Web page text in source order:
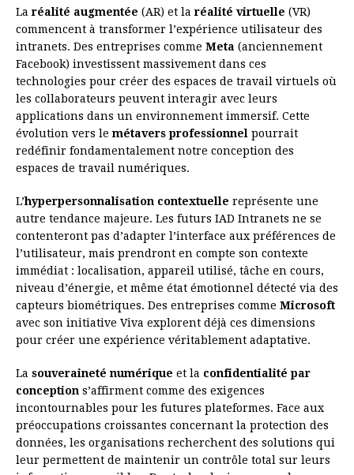
Laréalité augmentée (AR) et laréalité virtuelle (VR)
commencent à transformer l’expérience utilisateur des
intranets. Des entreprises comme Meta (anciennement
Facebook) investissent massivement dans ces
technologies pour créer des espaces de travail virtuels où
les collaborateurs peuvent interagir avec leurs
applications dans un environnement immersif. Cette
évolution vers lemétavers professionnel pourrait
redéfinir fondamentalement notre conception des
espaces de travail numériques.
L’hyperpersonnalisation contextuelle représente une
autre tendance majeure. Les futurs IAD Intranets ne se
contenteront pas d’adapter l’interface aux préférences de
l’utilisateur, mais prendront en compte son contexte
immédiat : localisation, appareil utilisé, tâche en cours,
niveau d’énergie, et même état émotionnel détecté via des
capteurs biométriques. Des entreprises comme Microsoft
avec son initiative Viva explorent déjà ces dimensions
pour créer une expérience véritablement adaptative.
La souveraineté numérique et la confidentialité par
conception s’affirment comme des exigences
incontournables pour les futures plateformes. Face aux
préoccupations croissantes concernant la protection des
données, les organisations recherchent des solutions qui
leur permettent de maintenir un contrôle total sur leurs